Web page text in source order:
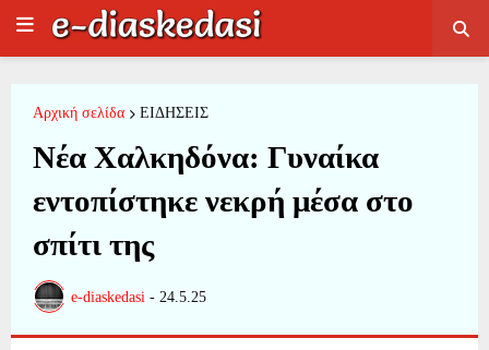
Αρχική σελίδα ΕΙΔΗΣΕΙΣ
Νέα Χαλκηδόνα: Γυναίκα
εντοπίστηκε νεκρή μέσα στο
σπίτι της
e-diaskedasi - 24.5.25